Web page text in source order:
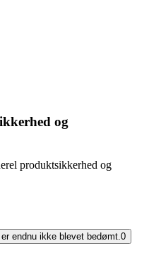
og
produktsikkerhed og
endnu ikke blevet bedømt.0